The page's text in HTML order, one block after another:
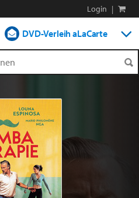
Login |
DVD-Verleih aLaCarte
Shop
Blog